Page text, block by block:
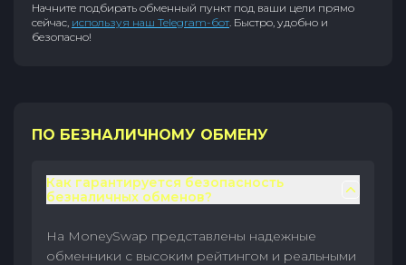
Начните подбирать обменный пункт под ваши цели прямо
сейчас, используя наш Telegram-бот. Быстро, удобно и
безопасно!
ПО БЕЗНАЛИЧНОМУ ОБМЕНУ
Как гарантируется безопасность
безналичных обменов?
На MoneySwap представлены надежные
обменники с высоким рейтингом и реальными